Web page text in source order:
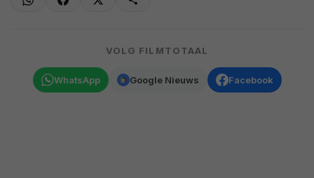
VOLG FILMTOTAAL
WhatsApp Google Nieuws Facebook